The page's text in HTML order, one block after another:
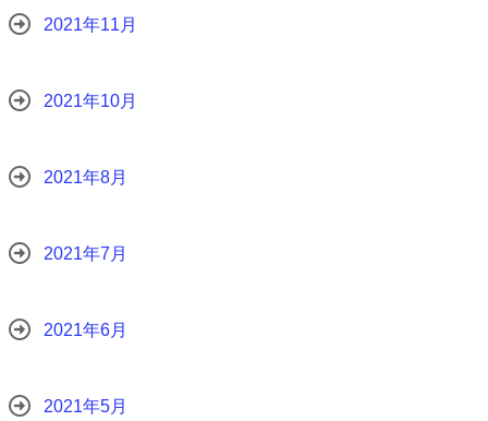
2021年11月
2021年10月
2021年8月
2021年7月
2021年6月
2021年5月